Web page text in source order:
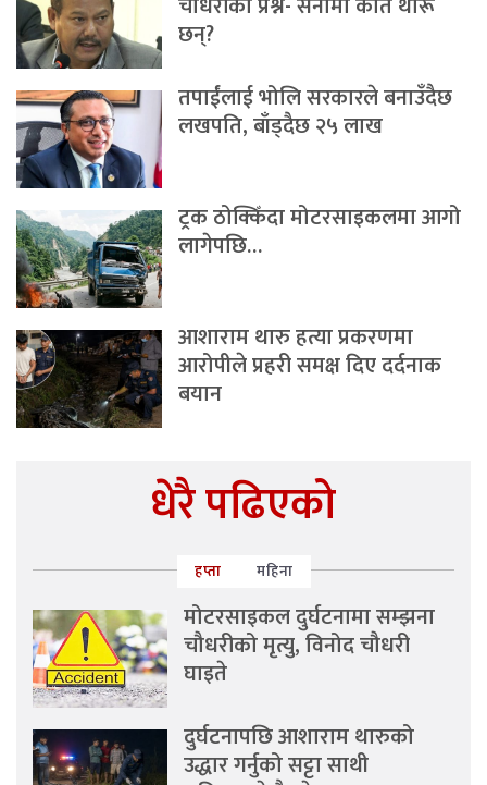
छन्?
तपाईंलाई भोलि सरकारले बनाउँदैछ
लखपति, बाँड्दैछ २५ लाख
ट्रक ठोक्किँदा मोटरसाइकलमा आगो
लागेपछि…
आशाराम थारु हत्या प्रकरणमा
आरोपीले प्रहरी समक्ष दिए दर्दनाक
बयान
धेरै पढिएको
हप्ता महिना
मोटरसाइकल दुर्घटनामा सम्झना
चौधरीको मृत्यु, विनोद चौधरी
घाइते
दुर्घटनापछि आशाराम थारुको
उद्धार गर्नुको सट्टा साथी